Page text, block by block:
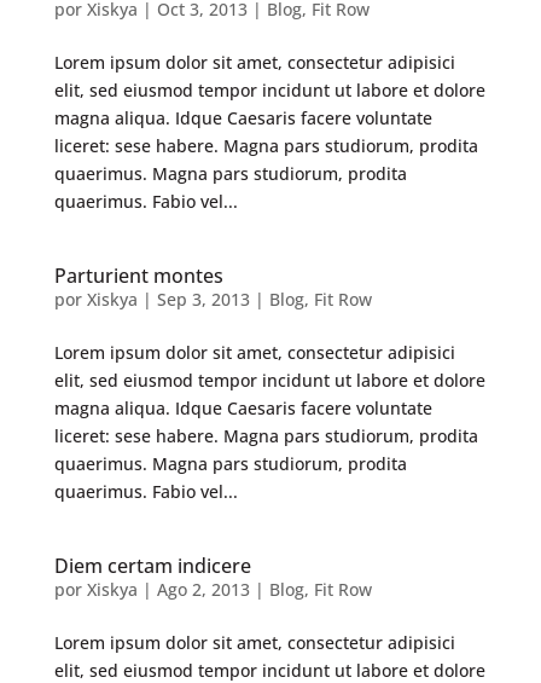
por Xiskya | Oct 3, 2013| Blog, Fit Row
Lorem ipsum dolor sit amet, consectetur adipisici
elit, sed eiusmod tempor incidunt ut labore et dolore
magna aliqua. Idque Caesaris facere voluntate
liceret: sese habere. Magna pars studiorum, prodita
quaerimus. Magna pars studiorum, prodita
quaerimus. Fabio vel...
Parturient montes
por Xiskya | Sep 3, 2013| Blog, Fit Row
Lorem ipsum dolor sit amet, consectetur adipisici
elit, sed eiusmod tempor incidunt ut labore et dolore
magna aliqua. Idque Caesaris facere voluntate
liceret: sese habere. Magna pars studiorum, prodita
quaerimus. Magna pars studiorum, prodita
quaerimus. Fabio vel...
Diem certam indicere
por Xiskya | Ago 2, 2013| Blog, Fit Row
Lorem ipsum dolor sit amet, consectetur adipisici
elit, sed eiusmod tempor incidunt ut labore et dolore